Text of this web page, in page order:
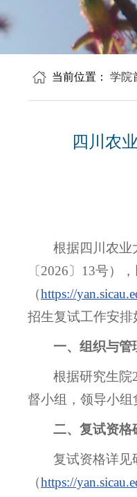
当前位置： 学院
四川农
根据四川农业
〔2026〕13号）
（https://
招生复试工作安排
一、组织与管
根据研究生院
督小组，领导小组
二、复试资格
复试资格详见
（https://